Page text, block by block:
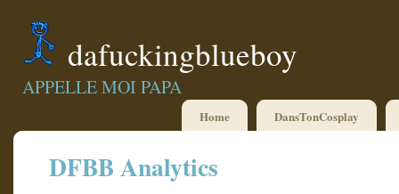
dafuckingblueboy
APPELLE MOI PAPA
Home DansTonCosplay
DFBB Analytics